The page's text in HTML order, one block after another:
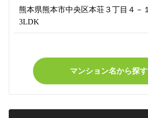
熊本県熊本市中央区本荘３丁目４－１
3LDK
マンション名から探す